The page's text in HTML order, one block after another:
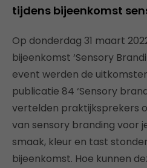
tijdens bijeenkomst
Op donderdag 31 maart
bijeenkomst ‘Sensory
event werden de
publicatie 84 ‘Sensory
vertelden praktijksprekers
van sensory branding voor
smaak, kleur en tast
bijeenkomst. Hoe kunnen